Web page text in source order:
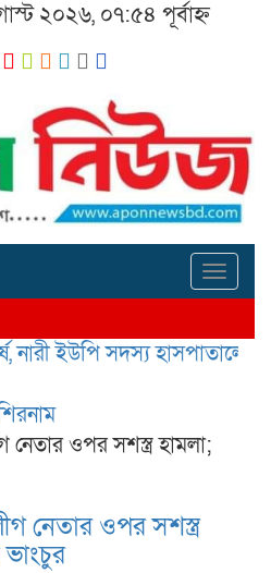
২০২৬, ০৭:৫৪ পূর্বাহ্ন
সদস্য হাসপাতালে; থানায়
ওপর সশস্ত্র হামলা;
নেতার ওপর সশস্ত্র